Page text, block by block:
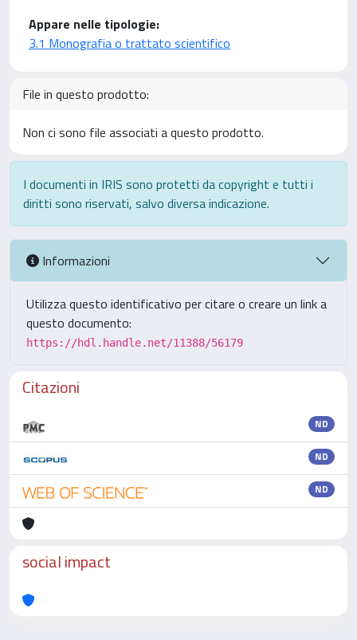
Appare nelle tipologie:
3.1 Monografia o trattato scientifico
File in questo prodotto:
Non ci sono file associati a questo prodotto.
I documenti in IRIS sono protetti da copyright e tutti i
diritti sono riservati, salvo diversa indicazione.
Informazioni
Utilizza questo identificativo per citare o creare un link a
questo documento:
https://hdl.handle.net/11388/56179
Citazioni
ND
ND
ND
social impact